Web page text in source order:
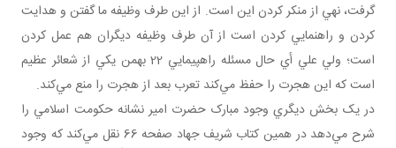
گرفت، نهي از منکر کردن اين است. از اين طرف وظيفه ما گفتن و هدايت
کردن و راهنمايي کردن است از آن طرف وظيفه ديگران هم عمل کردن
است؛ ولي علي أي حال مسئله راهپيمايي 22 بهمن يکي از شعائر عظيم
است که اين هجرت را حفظ مي‌کند تعرب بعد از هجرت را منع مي‌کند.
در يک بخش ديگري وجود مبارک حضرت امير نشانه حکومت اسلامي را
شرح مي‌دهد در همين کتاب شريف جهاد صفحه 66 نقل مي‌کند که وجود